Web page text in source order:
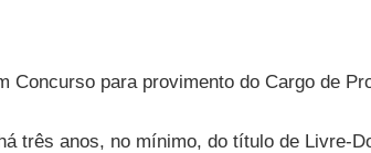
Concurso para provimento do Cargo de
três anos, no mínimo, do título de Livre-